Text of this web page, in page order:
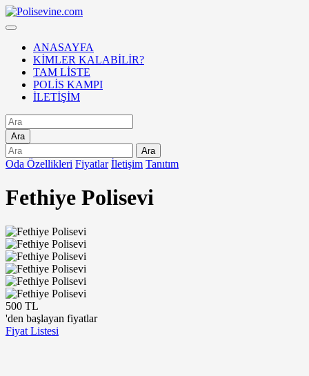
ANASAYFA
KİMLER KALABİLİR?
TAM LİSTE
POLİS KAMPI
İLETİŞİM
Ara
Ara
Oda Özellikleri Fiyatlar İletişim Tanıtım
Fethiye Polisevi
500 TL
'den başlayan fiyatlar
Fiyat Listesi